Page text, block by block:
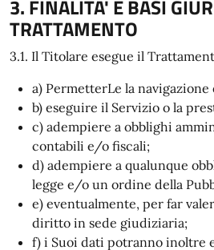
3. FINALITA' E BASI
TRATTAMENTO
3.1. Il Titolare esegue il
a) PermetterLe la navigazione
b) eseguire il Servizio o la
c) adempiere a obblighi
contabili e/o fiscali;
d) adempiere a qualunque
legge e/o un ordine della
e) eventualmente, per far
diritto in sede giudiziaria;
f) i Suoi dati potranno inoltre